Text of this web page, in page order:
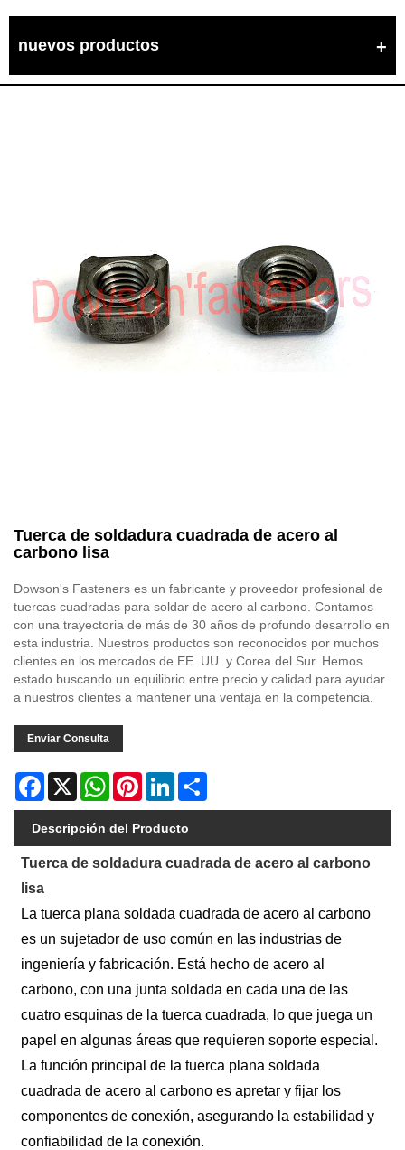
nuevos productos
Tuerca de soldadura cuadrada de acero al
carbono lisa
Dowson's Fasteners es un fabricante y proveedor profesional de
tuercas cuadradas para soldar de acero al carbono. Contamos
con una trayectoria de más de 30 años de profundo desarrollo en
esta industria. Nuestros productos son reconocidos por muchos
clientes en los mercados de EE. UU. y Corea del Sur. Hemos
estado buscando un equilibrio entre precio y calidad para ayudar
a nuestros clientes a mantener una ventaja en la competencia.
Enviar Consulta
Facebook
X WhatsAppPinterestLinkedIn
Descripción del Producto
Tuerca de soldadura cuadrada de acero al carbono
lisa
La tuerca plana soldada cuadrada de acero al carbono
es un sujetador de uso común en las industrias de
ingeniería y fabricación. Está hecho de acero al
carbono, con una junta soldada en cada una de las
cuatro esquinas de la tuerca cuadrada, lo que juega un
papel en algunas áreas que requieren soporte especial.
La función principal de la tuerca plana soldada
cuadrada de acero al carbono es apretar y fijar los
componentes de conexión, asegurando la estabilidad y
confiabilidad de la conexión.